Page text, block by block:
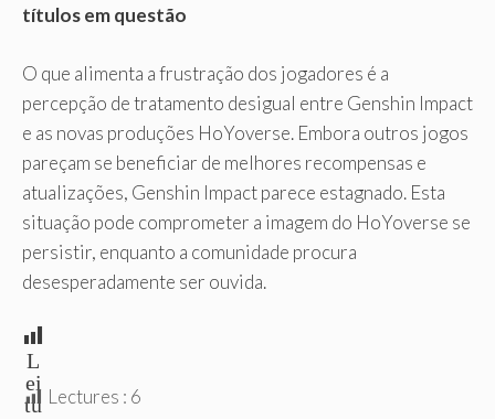
títulos em questão
O que alimenta a frustração dos jogadores é a
percepção de tratamento desigual entre Genshin Impact
e as novas produções HoYoverse. Embora outros jogos
pareçam se beneficiar de melhores recompensas e
atualizações, Genshin Impact parece estagnado. Esta
situação pode comprometer a imagem do HoYoverse se
persistir, enquanto a comunidade procura
desesperadamente ser ouvida.
L
ei
tu Lectures : 6